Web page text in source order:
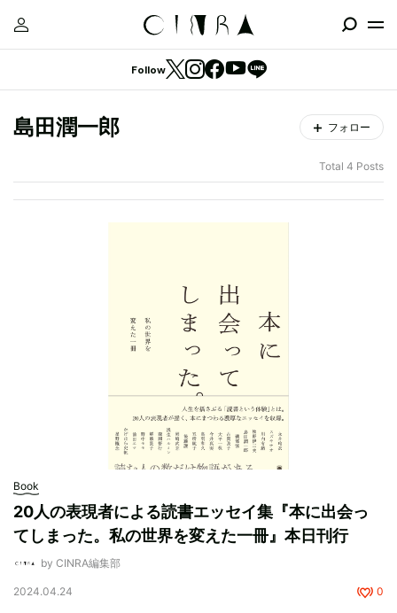
Follow
島田潤一郎 フォロー
Total 4 Posts
Book
20人の表現者による読書エッセイ集『本に出会っ
てしまった。私の世界を変えた一冊』本日刊行
by CINRA編集部
2024.04.24 0